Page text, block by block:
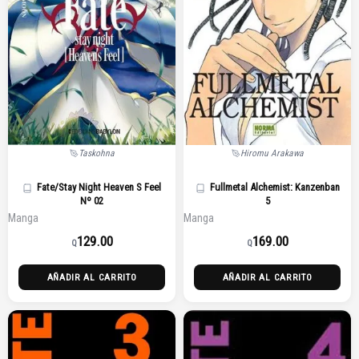
Taskohna
Fate/Stay Night Heaven S Feel
Nº 02
Manga
Q129.00
AÑADIR AL CARRITO
Hiromu Arakawa
Fullmetal Alchemist: Kanzenban
5
Manga
Q169.00
AÑADIR AL CARRITO